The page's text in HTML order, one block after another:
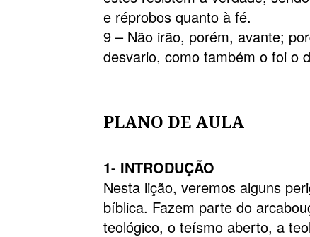
e réprobos quanto à fé.
9 – Não irão, porém, avante;
desvario, como também o foi o
PLANO DE AULA
1- INTRODUÇÃO
Nesta lição, veremos alguns
bíblica. Fazem parte do
teológico, o teísmo aberto, a